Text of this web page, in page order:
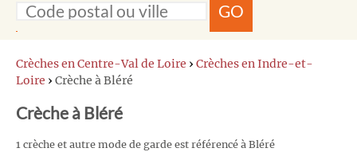
GO
Crèches en Centre-Val de Loire › Crèches en Indre-et-
Loire › Crèche à Bléré
Crèche à Bléré
1 crèche et autre mode de garde est référencé à Bléré